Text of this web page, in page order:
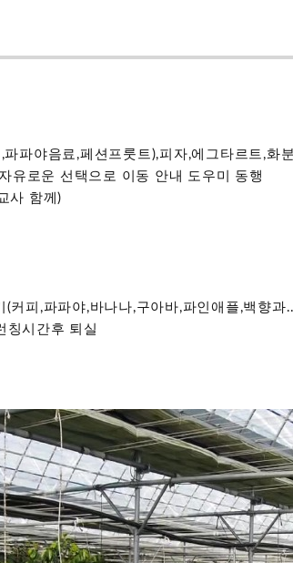
파야음료,페션프룻트),피자,에그타르트,화
유로운 선택으로 이동 안내 도우미 동행
사 함께)
피,파파야,바나나,구아바,파인애플,백향과
시간후 퇴실